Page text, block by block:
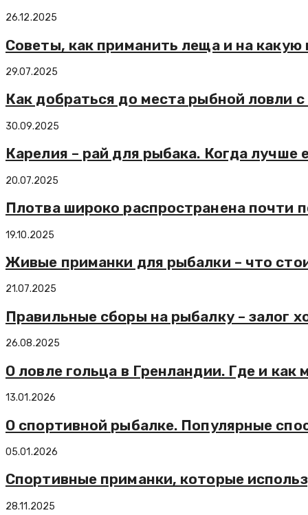
26.12.2025
Советы, как приманить леща и на какую
29.07.2025
Как добраться до места рыбной ловли
30.09.2025
Карелия – рай для рыбака. Когда лучше
20.07.2025
Плотва широко распространена почти
19.10.2025
Живые приманки для рыбалки – что
21.07.2025
Правильные сборы на рыбалку – залог
26.08.2025
О ловле гольца в Гренландии. Где и
13.01.2026
О спортивной рыбалке. Популярные
05.01.2026
Спортивные приманки, которые
28.11.2025